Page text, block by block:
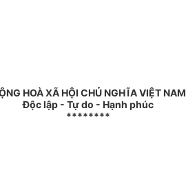
HOÀ XÃ HỘI CHỦ NGHĨA VIỆT NAM
Độc lập - Tự do - Hạnh phúc
********